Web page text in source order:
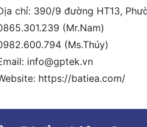
chỉ: 390/9 đường HT13,
(Mr.Nam)
(Ms.Thúy)
info@gptek.vn
https://batiea.com/